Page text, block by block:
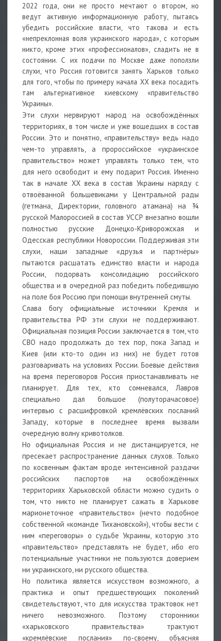
2022 года, они не просто мечтают о втором, но
ведут активную информационную работу, пытаясь
убедить российские власти, что такова и есть
«непреклонная воля украинского народа», с которым
никто, кроме этих «профессионалов», сладить не в
состоянии. С их подачи по Москве даже поползли
слухи, что Россия готовится занять Харьков только
для того, чтобы по примеру начала ХХ века посадить
там альтернативное киевскому «правительство
Украины».
Эти слухи нервируют народ на освобождённых
территориях, в том числе и уже вошедших в состав
России. Это и понятно, «правительству» ведь надо
чем-то управлять, а пророссийское «украинское
правительство» может управлять только тем, что
для него освободит и ему подарит Россия. Именно
так в начале ХХ века в состав Украины наряду с
отвоёванной большевиками у Центральной рады
(гетмана, Директории, головного атамана) на ¾
русской Малороссией в состав УССР внезапно вошли
полностью русские Донецко-Криворожская и
Одесская республики Новороссии. Поддерживая эти
слухи, наши западные «друзья и партнёры»
пытаются расшатать единство власти и народа
России, подорвать консолидацию российского
общества и в очередной раз победить победившую
на поле боя Россию при помощи внутренней смуты.
Слава богу официальные источники Кремля и
правительства РФ эти слухи не поддерживают.
Официальная позиция России заключается в том, что
СВО надо продолжать до тех пор, пока Запад и
Киев (или кто-то один из них) не будет готов
разговаривать на условиях России. Боевые действия
на время переговоров Россия приостанавливать не
планирует. Для тех, кто сомневался, Лавров
специально дал большое (полуторачасовое)
интервью с расшифровкой кремлёвских посланий
Западу, которые в последнее время вызвали
очередную волну кривотолков.
Но официальная Россия и не дистанцируется, не
пресекает распространение данных слухов. Только
по косвенным фактам вроде интенсивной раздачи
российских паспортов на освобождённых
территориях Харьковской области можно судить о
том, что никто не планирует сажать в Харькове
марионеточное «правительство» (нечто подобное
собственной «команде Тихановской»), чтобы вести с
ним «переговоры» о судьбе Украины, которую это
«правительство» представлять не будет, ибо его
потенциальные участники не пользуются доверием
ни украинского, ни русского общества.
Но политика является искусством возможного, а
практика и опыт предшествующих поколений
свидетельствуют, что для искусства трактовок нет
ничего невозможного. Поэтому сторонники
«харьковского правительства» трактуют
«кремлёвские послания» по-своему, объясняя